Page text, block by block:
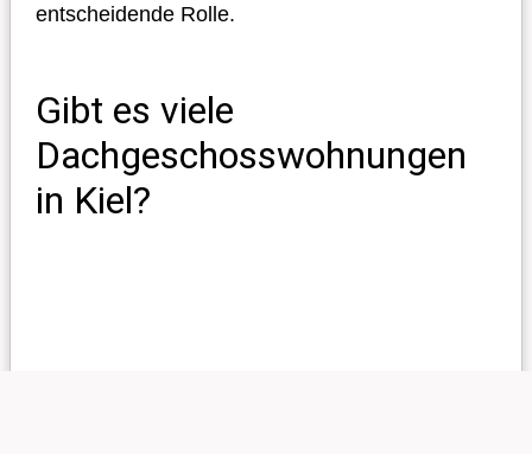
entscheidende Rolle.
Gibt es viele
Dachgeschosswohnungen
in Kiel?